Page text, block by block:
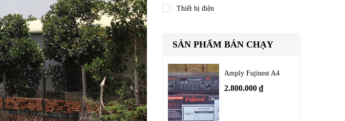
Thiết bị điện
SẢN PHẨM BÁN CHẠY
Amply Fujinest A4
2.800.000 ₫